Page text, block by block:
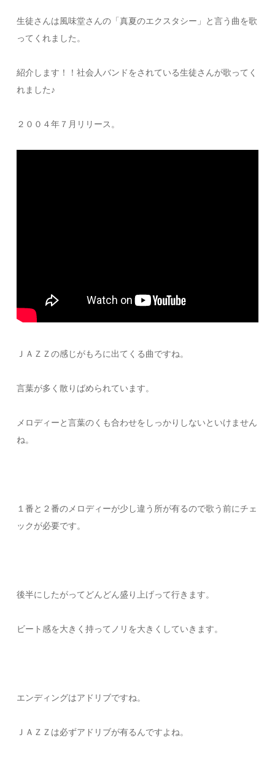
生徒さんは風味堂さんの「真夏のエクスタシー」と言う曲を歌
ってくれました。
紹介します！！社会人バンドをされている生徒さんが歌ってく
れました♪
２００４年７月リリース。
ＪＡＺＺの感じがもろに出てくる曲ですね。
言葉が多く散りばめられています。
メロディーと言葉のくも合わせをしっかりしないといけません
ね。
１番と２番のメロディーが少し違う所が有るので歌う前にチェ
ックが必要です。
後半にしたがってどんどん盛り上げって行きます。
ビート感を大きく持ってノリを大きくしていきます。
エンディングはアドリブですね。
ＪＡＺＺは必ずアドリブが有るんですよね。